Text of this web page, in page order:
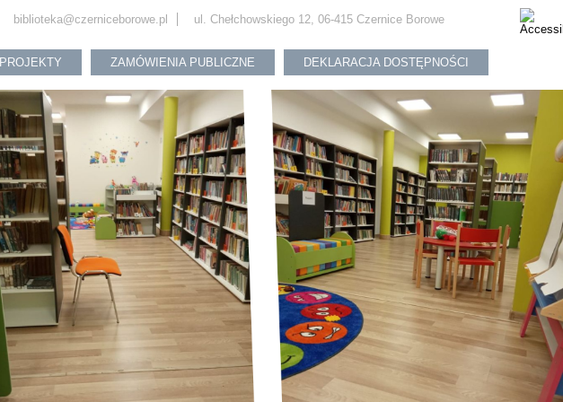
biblioteka@czerniceborowe.pl ul. Chełchowskiego 12, 06-415 Czernice Borowe
PROJEKTY ZAMÓWIENIA PUBLICZNE DEKLARACJA DOSTĘPNOŚCI